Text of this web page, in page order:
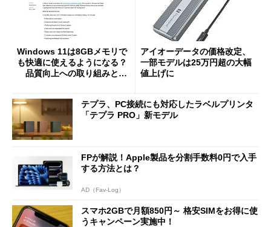
Windows 11は8GBメモリで
も快適に使えるようになる？
品質向上への取り組みと
アイオーデータの価格改定、
一部モデルは25万円超の大幅
値上げに
テプラ、PC接続にも対応したラベルプリンタ
「テプラ PRO」新モデル
FPが解説！Apple製品を分割手数料0円で入手
する方法とは？
AD（Fav-Log）
スマホ2GBで月額850円～ 格安SIMをお得に使
うキャンペーン実施中！